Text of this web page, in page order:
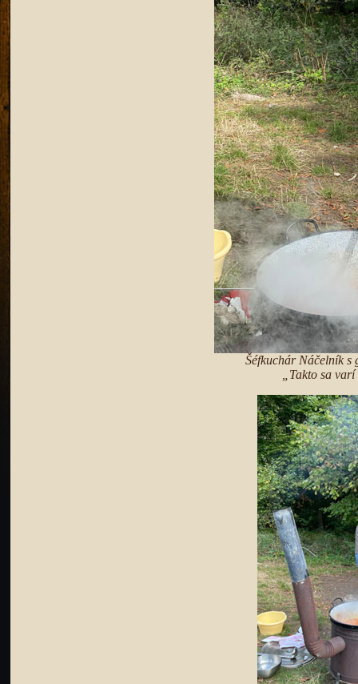
Šéfkuchár Náčelník s
„Takto sa